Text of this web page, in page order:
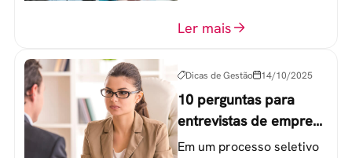
o atingimento das metas
Ler mais
Dicas de Gestão 14/10/2025
10 perguntas para
entrevistas de emprego
que recrutadores não
Em um processo seletivo